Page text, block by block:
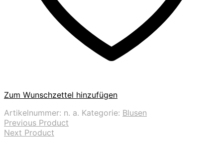
Zum Wunschzettel hinzufügen
Artikelnummer: n. a. Kategorie: Blusen
Previous Product
Next Product